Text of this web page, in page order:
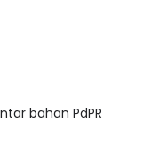
bahan PdPR